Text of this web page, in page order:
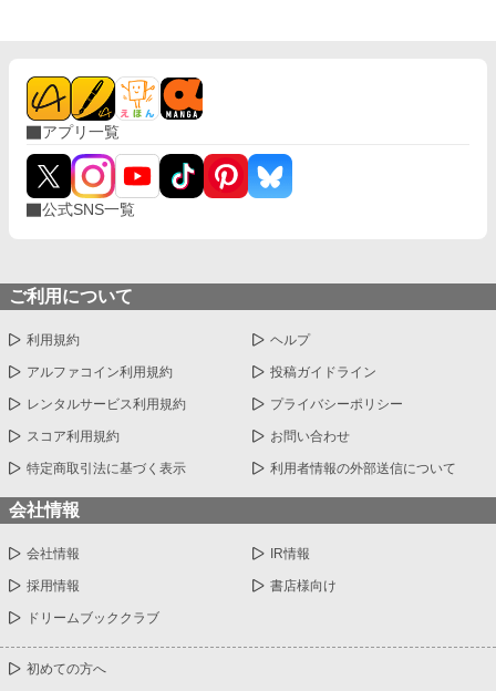
https://x.com/Arkw_image No.35『審判者』 ※
作風が古いです。長タイトルから連想される昨
今の流行りとは異なる展開であることを先にお
ションです。参考にした類似、または特定の事
件等はありません。 ※作品全般に漂うシノニオ
※毎年キャラ文芸大賞にエントリーする予定で
説投稿サイトのお題企画で書いた40枚弱を紆余
曲折を経て改稿したものです。 --------------- 本作
品は生成AI不使用です。 本作品は小説家になろ
うにも掲載しています。
アプリ一覧
公式SNS一覧
ご利用について
利用規約 ヘルプ
アルファコイン利用規約 投稿ガイドライン
レンタルサービス利用規約 プライバシーポリシー
スコア利用規約 お問い合わせ
特定商取引法に基づく表示 利用者情報の外部送信について
会社情報
会社情報 IR情報
採用情報 書店様向け
ドリームブッククラブ
初めての方へ